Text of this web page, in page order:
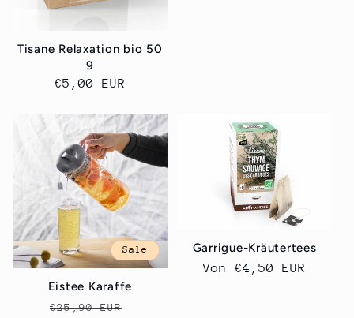
Tisane Relaxation bio 50
g
Normaler
€5,00 EUR
Sale
Eistee Karaffe
Normaler
€25,90 EUR
Garrigue-Kräutertees
Normaler
Von €4,50 EUR